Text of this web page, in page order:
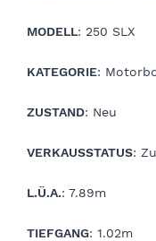
MODELL: 250 SLX
KATEGORIE:
ZUSTAND: Neu
VERKAUSSTATUS:
L.Ü.A.: 7.89m
TIEFGANG: 1.02m